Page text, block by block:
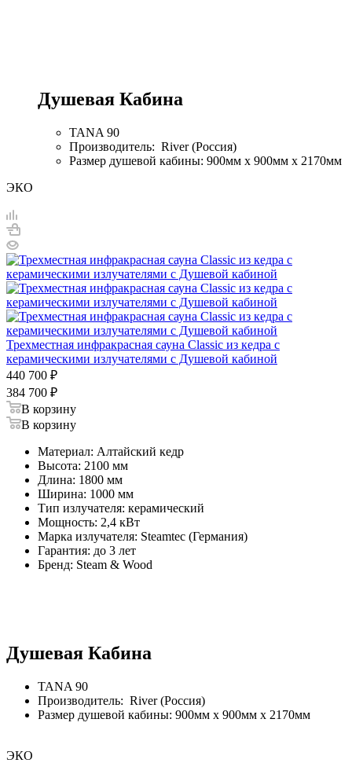
Душевая Кабина
TANA 90
Производитель: River (Россия)
Размер душевой кабины: 900мм х 900мм х 2170мм
ЭКО
Трехместная инфракрасная сауна Classic из кедра с
керамическими излучателями с Душевой кабиной
440 700 ₽
384 700 ₽
В корзину
В корзину
Материал: Алтайский кедр
Высота: 2100 мм
Длина: 1800 мм
Ширина: 1000 мм
Тип излучателя: керамический
Мощность: 2,4 кВт
Марка излучателя: Steamtec (Германия)
Гарантия: до 3 лет
Бренд: Steam & Wood
Душевая Кабина
TANA 90
Производитель: River (Россия)
Размер душевой кабины: 900мм х 900мм х 2170мм
ЭКО